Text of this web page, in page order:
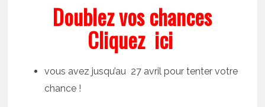
Doublez vos chances
Cliquez ici
vous avez jusqu’au 27 avril pour tenter votre
chance !